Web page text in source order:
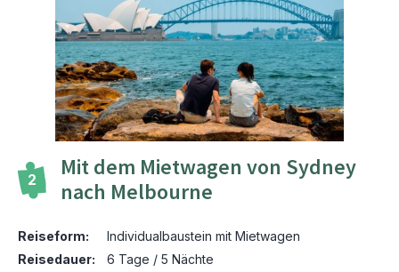
2
Mit dem Mietwagen von Sydney
nach Melbourne
Reiseform:
Individualbaustein mit Mietwagen
Reisedauer:
6 Tage / 5 Nächte